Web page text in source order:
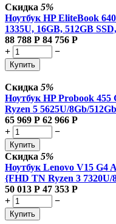
Скидка 5%
Ноутбук HP EliteBook
1335U, 16GB, 512GB
88 788 Р 84 756 Р
+
−
Купить
Скидка 5%
Ноутбук HP Probook
Ryzen 5 5625U/8Gb/
65 969 Р 62 966 Р
+
−
Купить
Скидка 5%
Ноутбук Lenovo V15 G4
{FHD TN Ryzen 3 7320U/
50 013 Р 47 353 Р
+
−
Купить